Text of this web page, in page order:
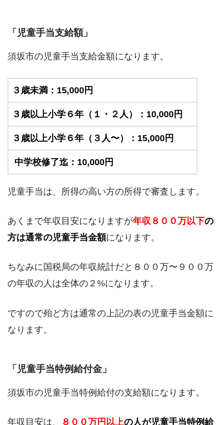
「児童手当支給額」
須坂市の児童手当支給金額になります。
３歳未満：15,000円
３歳以上小学６年（１・２人）：10,000円
３歳以上小学６年（３人〜）：15,000円
中学校修了迄：10,000円
児童手当は、所得の高い方の所得で審査します。
あくまで年収目安になりますが年収８００万以下の
方は通常の児童手当金額になります。
ちなみに国税局の年収統計だと８００万〜９００万
の年収の人は全体の２%になります。
ですので殆ど方は通常の上記の表の児童手当金額に
なります。
「児童手当特例給付金」
須坂市の児童手当特例給付の支給額になります。
年収目安は、 ８００万円以上の人が児童手当特例給